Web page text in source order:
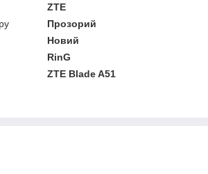
ZTE
Прозорий
Новий
RinG
ZTE Blade A51